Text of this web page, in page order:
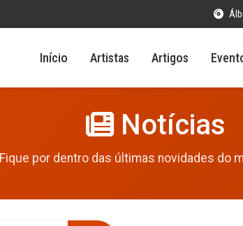
Início Artistas Artigos
Notícias
Fique por dentro das últimas novidades do